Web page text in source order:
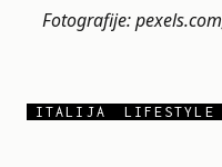
Fotografije:
ITALIJA LIFESTYLE